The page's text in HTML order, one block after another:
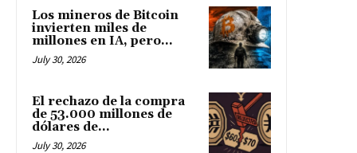
Los mineros de Bitcoin
invierten miles de
millones en IA, pero...
July 30, 2026
El rechazo de la compra
de 53.000 millones de
dólares de...
July 30, 2026